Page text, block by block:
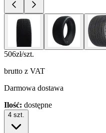
506zł/szt.
brutto z VAT
Darmowa dostawa
Ilość: dostępne
4 szt.